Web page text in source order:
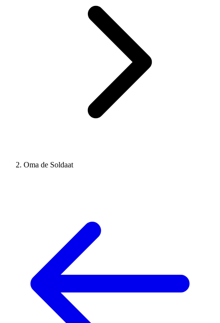
Oma de Soldaat